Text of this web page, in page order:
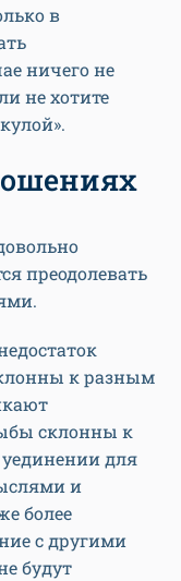
в
ничего не
не хотите
преодолевать
к разным
склонны к
для
и
более
с другими
будут